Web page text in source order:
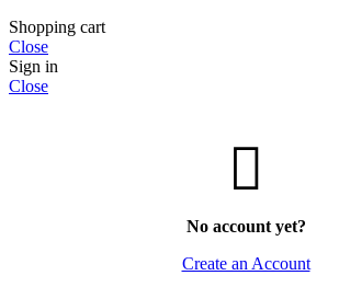
Shopping cart
Close
Sign in
Close
No account yet?
Create an Account